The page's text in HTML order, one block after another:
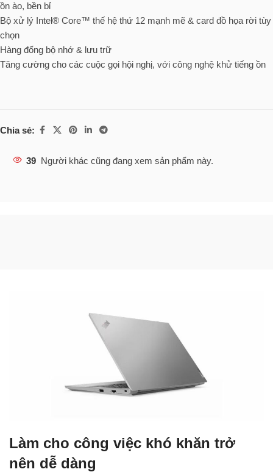
ồn ào, bền bỉ
Bộ xử lý Intel® Core™ thế hệ thứ 12 mạnh mẽ & card đồ họa rời tùy
chọn
Hàng đống bộ nhớ & lưu trữ
Tăng cường cho các cuộc gọi hội nghị, với công nghệ khử tiếng ồn
Chia sẻ:
39 Người khác cũng đang xem sản phẩm này.
Làm cho công việc khó khăn trở
nên dễ dàng